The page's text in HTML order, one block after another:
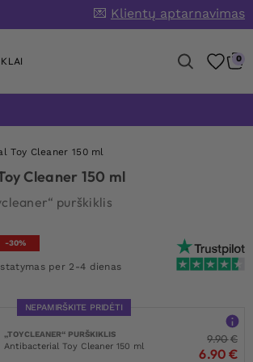
💌 Klientų aptarnavimas
0
Toy Cleaner 150 ml
Cleaner 150 ml
purškiklis
-30%
per 2-4 dienas
NEPAMIRŠKITE PRIDĖTI
„TOYCLEANER“ PURŠKIKLIS
Antibacterial Toy Cleaner 150 ml
9.90€
6.90 €